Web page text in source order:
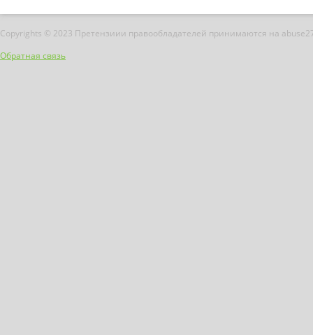
Copyrights © 2023 Претензиии правообладателей принимаются на
Обратная связь